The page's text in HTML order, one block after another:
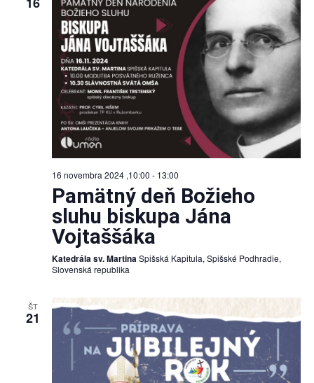
16 novembra 2024 ,10:00 - 13:00
Pamätný deň Božieho
sluhu biskupa Jána
Vojtaššáka
Katedrála sv. MartinaSpišská Kapitula, Spišské Podhradie,
Slovenská republika
ŠT
21